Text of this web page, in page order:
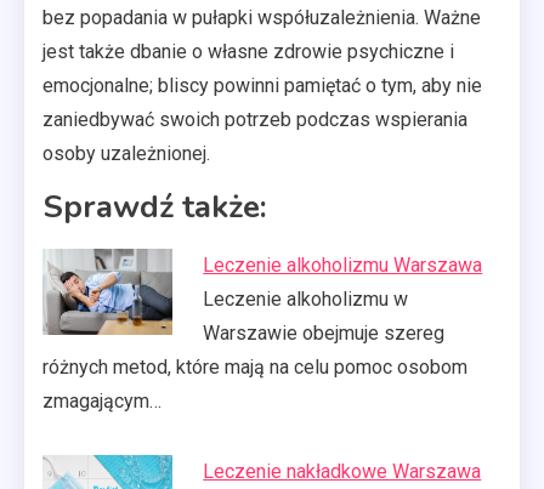
bez popadania w pułapki współuzależnienia. Ważne
jest także dbanie o własne zdrowie psychiczne i
emocjonalne; bliscy powinni pamiętać o tym, aby nie
zaniedbywać swoich potrzeb podczas wspierania
osoby uzależnionej.
Sprawdź także:
Leczenie alkoholizmu Warszawa
Leczenie alkoholizmu w
Warszawie obejmuje szereg
różnych metod, które mają na celu pomoc osobom
zmagającym…
Leczenie nakładkowe Warszawa